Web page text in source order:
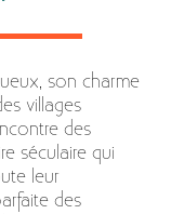
son charme
villages
des
séculaire qui
leur
des